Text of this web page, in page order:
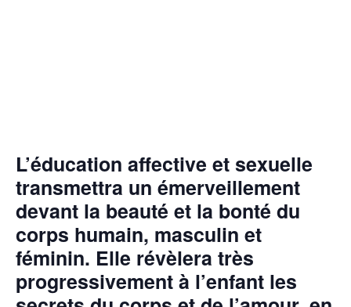
L’éducation affective et sexuelle
transmettra un émerveillement
devant la beauté et la bonté du
corps humain, masculin et
féminin. Elle révèlera très
progressivement à l’enfant les